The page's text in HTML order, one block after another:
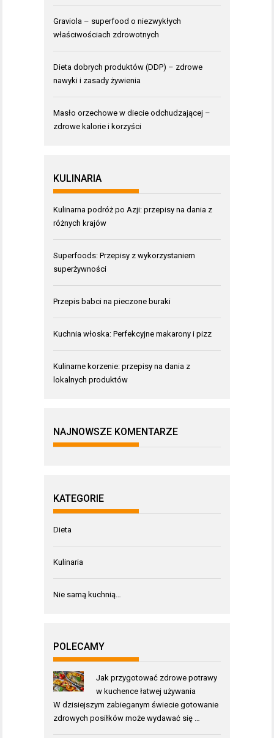
Graviola – superfood o niezwykłych
właściwościach zdrowotnych
Dieta dobrych produktów (DDP) – zdrowe
nawyki i zasady żywienia
Masło orzechowe w diecie odchudzającej –
zdrowe kalorie i korzyści
KULINARIA
Kulinarna podróż po Azji: przepisy na dania z
różnych krajów
Superfoods: Przepisy z wykorzystaniem
superżywności
Przepis babci na pieczone buraki
Kuchnia włoska: Perfekcyjne makarony i pizz
Kulinarne korzenie: przepisy na dania z
lokalnych produktów
NAJNOWSZE KOMENTARZE
KATEGORIE
Dieta
Kulinaria
Nie samą kuchnią…
POLECAMY
Jak przygotować zdrowe potrawy
w kuchence łatwej używania
W dzisiejszym zabieganym świecie gotowanie
zdrowych posiłków może wydawać się …